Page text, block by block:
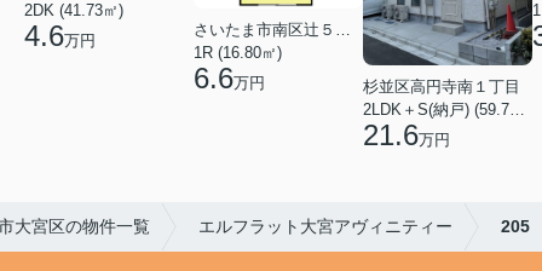
2DK (41.73㎡)
4.6万円
さいたま市南区辻５丁目
1R (16.80㎡)
6.6万円
杉並区高円寺南１丁目
21.6万円
大宮区の物件一覧 エルフラット大宮アヴィニティー 205